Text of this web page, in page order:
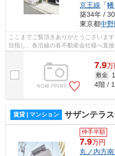
京王線 「
築34年 /
東京都中
ここまでご覧頂きありがとうございま
目指し、各沿線の各不動産会社様へ直
様へ提供しております！最新の情報は...
7.9万
敷金
4階 /
賃貸 | マンション サザンテラ
仲手半額
7.9万円
丸ノ内方